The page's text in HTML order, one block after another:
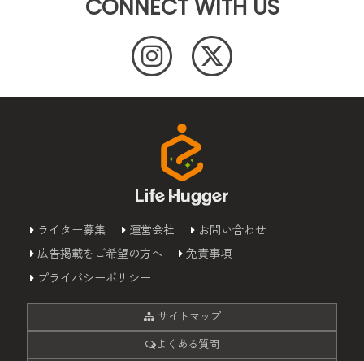
CONNECT WITH US
ライター募集 運営会社
お問い合わせ
広告掲載をご希望の方へ
免責事項
プライバシーポリシー
サイトマップ
よくある質問